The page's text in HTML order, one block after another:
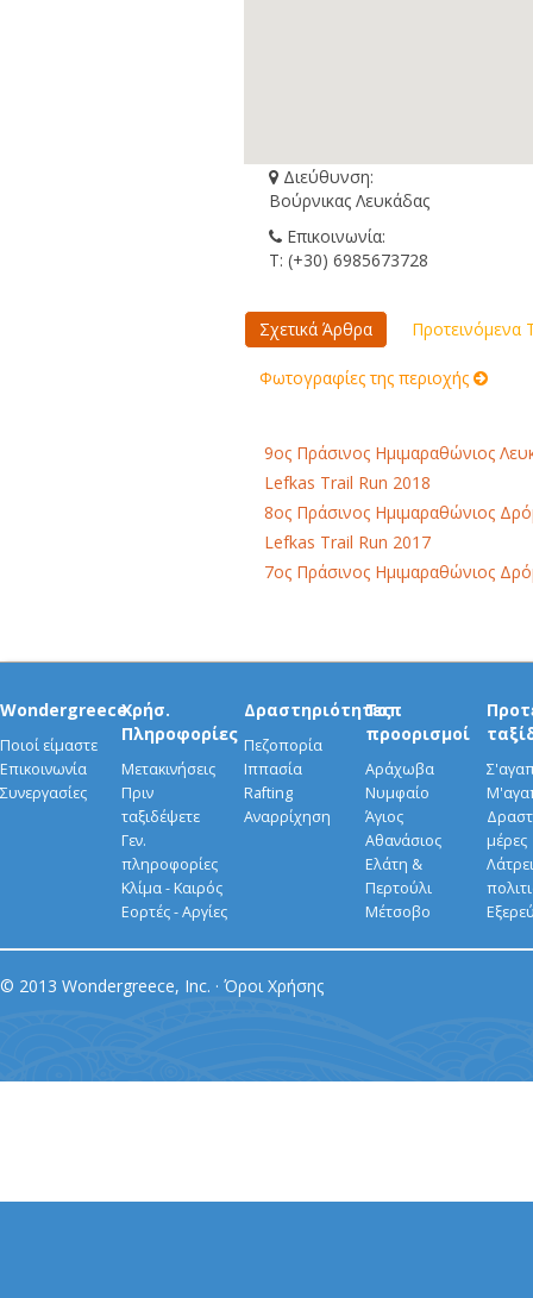
Διεύθυνση:
Βούρνικας Λευκάδας
Επικοινωνία:
Τ: (+30) 6985673728
Σχετικά Άρθρα Προτεινόμενα
Φωτογραφίες της περιοχής
9ος Πράσινος Ημιμαραθώνιος
Lefkas Trail Run 2018
8ος Πράσινος Ημιμαραθώνιος
Lefkas Trail Run 2017
7ος Πράσινος Ημιμαραθώνιος
Wondergreece
Ποιοί είμαστε
Επικοινωνία
Συνεργασίες
Χρήσ.
Πληροφορίες
Μετακινήσεις
Πριν
ταξιδέψετε
Γεν.
πληροφορίες
Κλίμα - Καιρός
Εορτές - Αργίες
Δραστηριότητες
Πεζοπορία
Ιππασία
Rafting
Αναρρίχηση
Τοπ
προορισμοί
Αράχωβα
Νυμφαίο
Άγιος
Αθανάσιος
Ελάτη &
Περτούλι
Μέτσοβο
μέρες
© 2013 Wondergreece, Inc. · Όροι Χρήσης